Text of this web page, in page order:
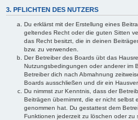
3. PFLICHTEN DES NUTZERS
Du erklärst mit der Erstellung eines
geltendes Recht oder die guten Sitten
das Recht besitzt, die in deinen
bzw. zu verwenden.
Der Betreiber des Boards übt das
Nutzungsbedingungen oder anderer im
Betreiber dich nach Abmahnung
Boards ausschließen und dir ein
Du nimmst zur Kenntnis, dass der
Beiträgen übernimmt, die er nicht selbst
genommen hat. Du gestattest dem
Funktionen jederzeit zu löschen oder zu